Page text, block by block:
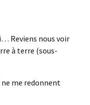
Reviens nous voir
à terre (sous-
ne me redonnent